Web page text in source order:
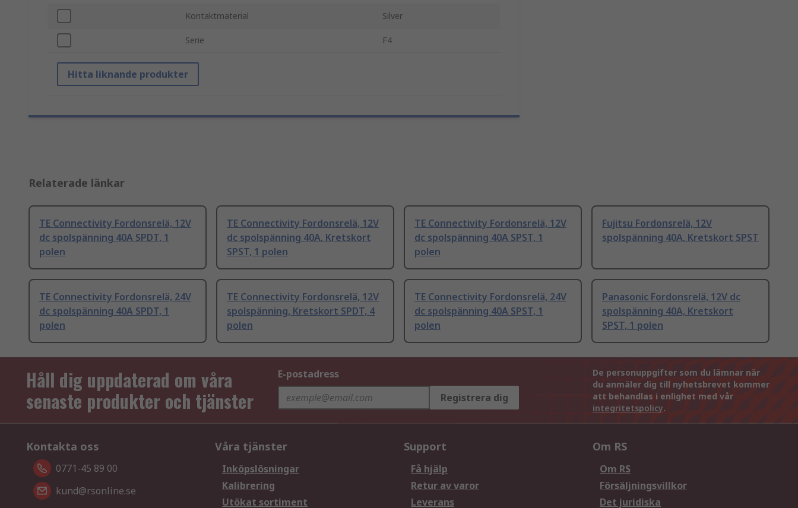
Kontaktmaterial Silver
Serie F4
Hitta liknande produkter
Relaterade länkar
TE Connectivity Fordonsrelä, 12V
dc spolspänning 40A SPDT, 1
polen
TE Connectivity Fordonsrelä, 12V
dc spolspänning 40A, Kretskort
SPST, 1 polen
TE Connectivity Fordonsrelä, 12V
dc spolspänning 40A SPST, 1
polen
Fujitsu Fordonsrelä, 12V
spolspänning 40A, Kretskort SPST
TE Connectivity Fordonsrelä, 24V
dc spolspänning 40A SPDT, 1
polen
TE Connectivity Fordonsrelä, 12V
spolspänning, Kretskort SPDT, 4
polen
TE Connectivity Fordonsrelä, 24V
dc spolspänning 40A SPST, 1
polen
Panasonic Fordonsrelä, 12V dc
spolspänning 40A, Kretskort
SPST, 1 polen
Håll dig uppdaterad om våra
senaste produkter och tjänster
E-postadress
Registrera dig
De personuppgifter som du lämnar när
du anmäler dig till nyhetsbrevet kommer
att behandlas i enlighet med vår
integritetspolicy.
Kontakta oss
0771-45 89 00
kund@rsonline.se
Våra tjänster
Inköpslösningar
Kalibrering
Utökat sortiment
Support
Få hjälp
Retur av varor
Leverans
Om RS
Om RS
Försäljningsvillkor
Det juridiska